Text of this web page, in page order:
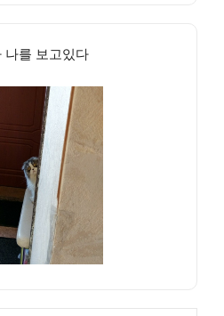
나를 보고있다